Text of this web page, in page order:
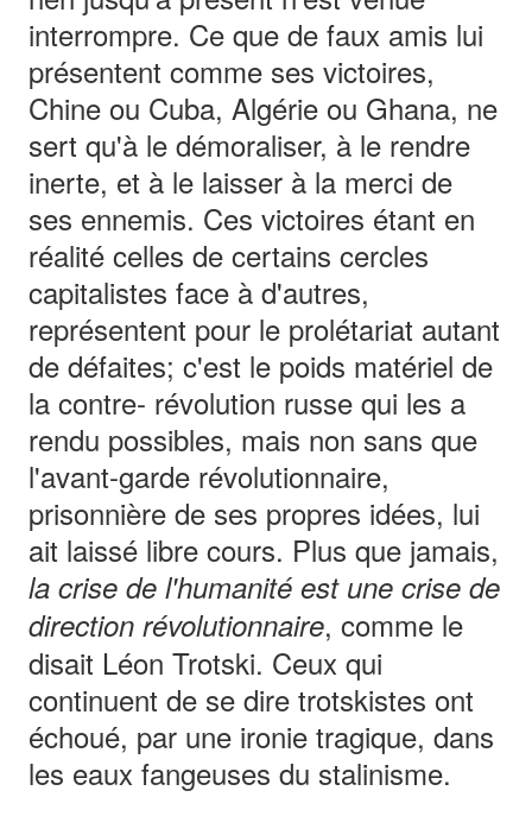
interrompre. Ce que de faux amis lui
présentent comme ses victoires,
Chine ou Cuba, Algérie ou Ghana, ne
sert qu'à le démoraliser, à le rendre
inerte, et à le laisser à la merci de
ses ennemis. Ces victoires étant en
réalité celles de certains cercles
capitalistes face à d'autres,
représentent pour le prolétariat autant
de défaites; c'est le poids matériel de
la contre- révolution russe qui les a
rendu possibles, mais non sans que
l'avant-garde révolutionnaire,
prisonnière de ses propres idées, lui
ait laissé libre cours. Plus que jamais,
la crise de l'humanité est une crise de
direction révolutionnaire, comme le
disait Léon Trotski. Ceux qui
continuent de se dire trotskistes ont
échoué, par une ironie tragique, dans
les eaux fangeuses du stalinisme.